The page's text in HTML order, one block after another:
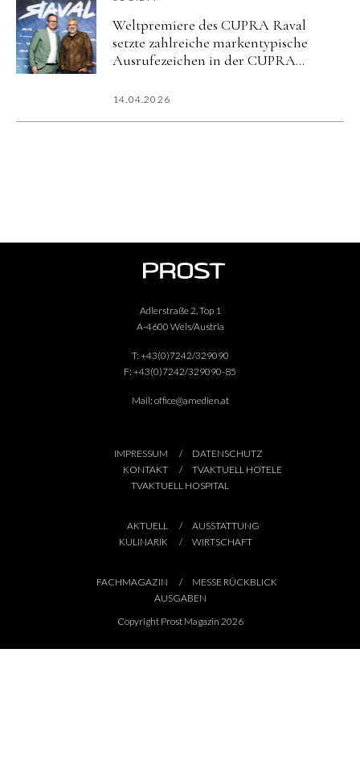
Weltpremiere des CUPRA Raval
setzte zahlreiche markentypische
Ausrufezeichen in der CUPRA
14.04.2026
Adlerstraße 2, Top 1
A-4600 Wels/Austria
T: +43(0)7242/329090
F: +43(0)7242/329090-85
Mail: office@amedien.at
IMPRESSUM
DATENSCHUTZ
KONTAKT
TVAKTUELL HOTELE
TVAKTUELL HOSPITAL
AKTUELL
AUSSTATTUNG
KULINARIK
WIRTSCHAFT
FACHMAGAZIN
MESSE RÜCKBLICK
AUSGABEN
Copyright Prost Magazin 2026